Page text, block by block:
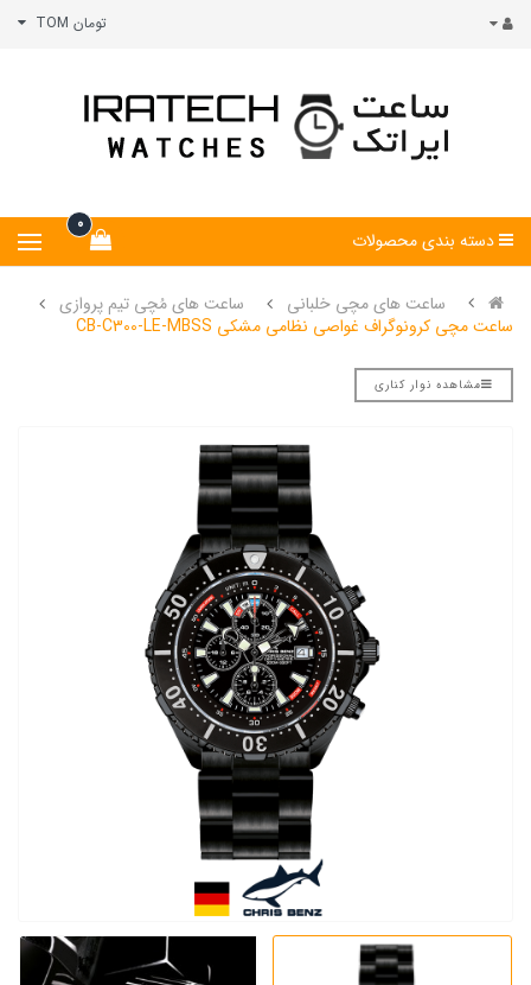
تومان TOM
0
دسته بندی محصولات
ساعت های مچی خلبانی
ساعت های مُچی تیم پروازی
ساعت مچی کرونوگراف غواصی نظامی مشکی CB-C300-LE-MBSS
مشاهده نوار کناری